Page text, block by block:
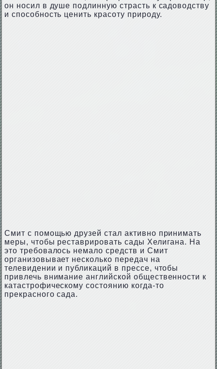
он носил в душе подлинную страсть к садоводству
и способность ценить красоту природу.
Смит с помощью друзей стал активно принимать
меры, чтобы реставрировать сады Хелигана. На
это требовалось немало средств и Смит
организовывает несколько передач на
телевидении и публикаций в прессе, чтобы
привлечь внимание английской общественности к
катастрофическому состоянию когда-то
прекрасного сада.